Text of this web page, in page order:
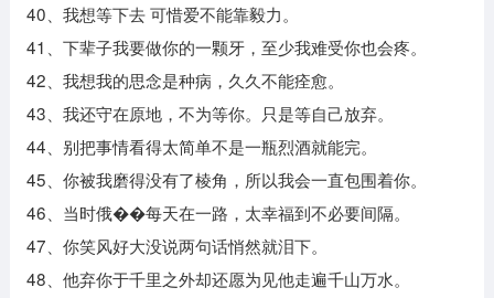
40、我想等下去 可惜爱不能靠毅力。
41、下辈子我要做你的一颗牙，至少我难受你也会疼。
42、我想我的思念是种病，久久不能痊愈。
43、我还守在原地，不为等你。只是等自己放弃。
44、别把事情看得太简单不是一瓶烈酒就能完。
45、你被我磨得没有了棱角，所以我会一直包围着你。
46、当时俄��每天在一路，太幸福到不必要间隔。
47、你笑风好大没说两句话悄然就泪下。
48、他弃你于千里之外却还愿为见他走遍千山万水。